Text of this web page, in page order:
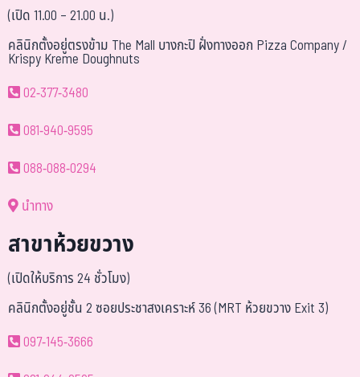
(เปิด 11.00 – 21.00 น.)
คลินิกตั้งอยู่ตรงข้าม The Mall บางกะปิ ฝั่งทางออก Pizza Company /
Krispy Kreme Doughnuts
02-377-3480
081-940-9595
088-088-0294
นำทาง
สาขาห้วยขวาง
(เปิดให้บริการ 24 ชั่วโมง)
คลินิกตั้งอยู่ชั้น 2 ซอยประชาสงเคราะห์ 36 (MRT ห้วยขวาง Exit 3)
097-145-3666